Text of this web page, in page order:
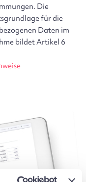
Die
für die
Daten im
bildet Artikel 6